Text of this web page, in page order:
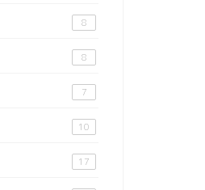
8
8
7
10
17